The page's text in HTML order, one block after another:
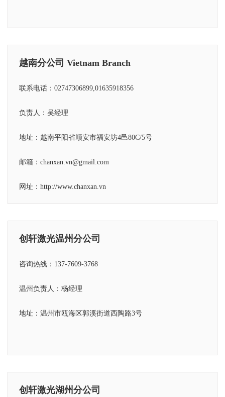
越南分公司 Vietnam Branch
联系电话：02747306899,01635918356
负责人：吴经理
地址：越南平阳省顺安市福安坊4邑80C/5号
邮箱：chanxan.vn@gmail.com
网址：http://www.chanxan.vn
创轩激光温州分公司
咨询热线：137-7609-3768
温州负责人：杨经理
地址：温州市瓯海区郭溪街道西陶路3号
创轩激光湖州分公司